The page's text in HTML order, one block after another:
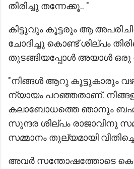
തിരിച്ചു തന്നേക്കൂ.. "
കിട്ടുവും കൂട്ടരും ആ
ചോദിച്ചു കൊണ്ട് ശില്പം
തുടങ്ങിയപ്പോൾ അയാൾ
"നിങ്ങൾ ആറു കൂട്ടുകാരും
ന്യായം പറഞ്ഞതാണ്.
കലാബോധത്തെ ഞാനും
സുന്ദര ശില്പം രാജാവിനു
സമ്മാനം തുല്യമായി
അവർ സന്തോഷത്തോടെ